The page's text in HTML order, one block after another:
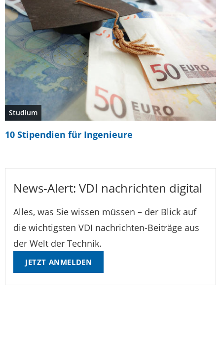
Studium
10 Stipendien für Ingenieure
News-Alert: VDI nachrichten digital
Alles, was Sie wissen müssen – der Blick auf
die wichtigsten VDI nachrichten-Beiträge aus
der Welt der Technik.
JETZT ANMELDEN